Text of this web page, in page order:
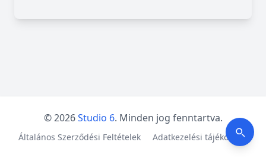
© 2026Studio 6. Minden jog fenntartva.
Általános Szerződési Feltételek Adatkezelési tájékoztató